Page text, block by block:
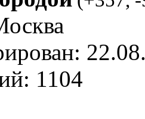
1104